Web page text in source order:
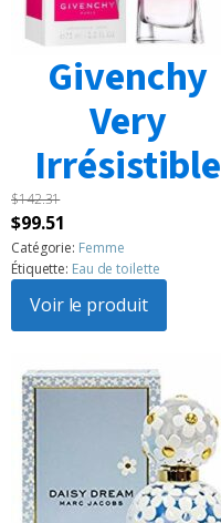
Givenchy
Very
Irrésistible
$142.31
Le
prix
initial
était :
$142.31.
$99.51
prix
actuel
est :
$99.51.
Catégorie: Femme
Étiquette: Eau de toilette
Voir le produit